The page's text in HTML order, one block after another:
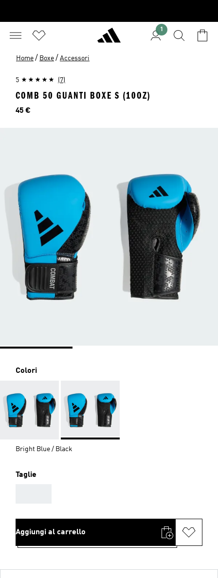
1
Home / Boxe / Accessori
5 (7)
COMB 50 GUANTI BOXE S (10OZ)
Prezzo
45 €
Colori
Bright Blue / Black
Taglie
Aggiungi al carrello